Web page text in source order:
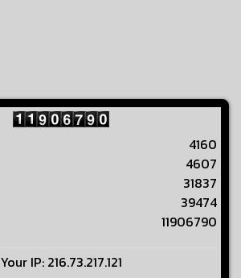
4160
4607
31837
39474
11906790
Your IP: 216.73.217.121